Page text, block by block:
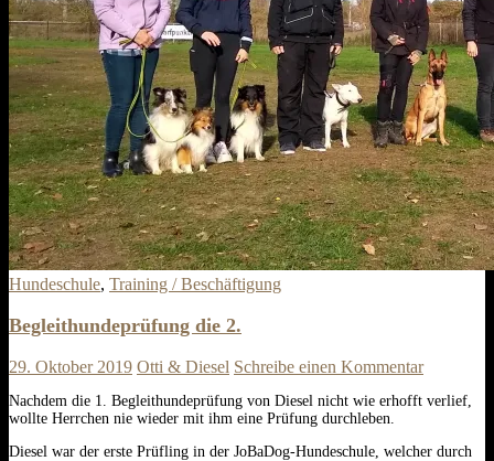
Hundeschule, Training / Beschäftigung
Begleithundeprüfung die 2.
29. Oktober 2019 Otti & Diesel Schreibe einen Kommentar
Nachdem die 1. Begleithundeprüfung von Diesel nicht wie erhofft verlief,
wollte Herrchen nie wieder mit ihm eine Prüfung durchleben.
Diesel war der erste Prüfling in der JoBaDog-Hundeschule, welcher durch